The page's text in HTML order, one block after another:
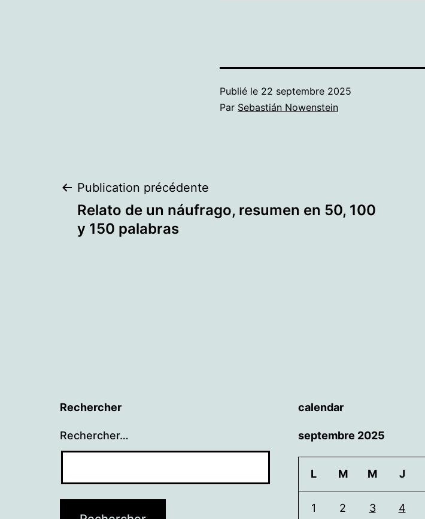
Publié le 22 septembre 2025
Par Sebastián Nowenstein
Navigation
de
Publication précédente
Relato de un náufrago, resumen en 50, 100
y 150 palabras
Rechercher
Rechercher…
calendar
septembre 2025
L M M J
1 2 3 4